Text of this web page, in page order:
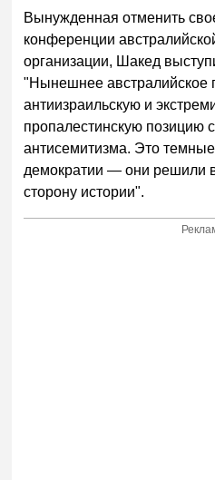
Вынужденная отменить
конференции
организации, Шакед
"Нынешнее австралийское
антиизраильскую и
пропалестинскую позицию
антисемитизма. Это
демократии — они решили
сторону истории".